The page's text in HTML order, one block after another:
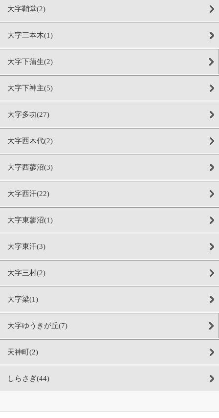
大字鞘堂(2)
大字三本木(1)
大字下蒲生(2)
大字下神主(5)
大字多功(27)
大字西木代(2)
大字西蓼沼(3)
大字西汗(22)
大字東蓼沼(1)
大字東汗(3)
大字三村(2)
大字梁(1)
大字ゆうきが丘(7)
天神町(2)
しらさぎ(44)